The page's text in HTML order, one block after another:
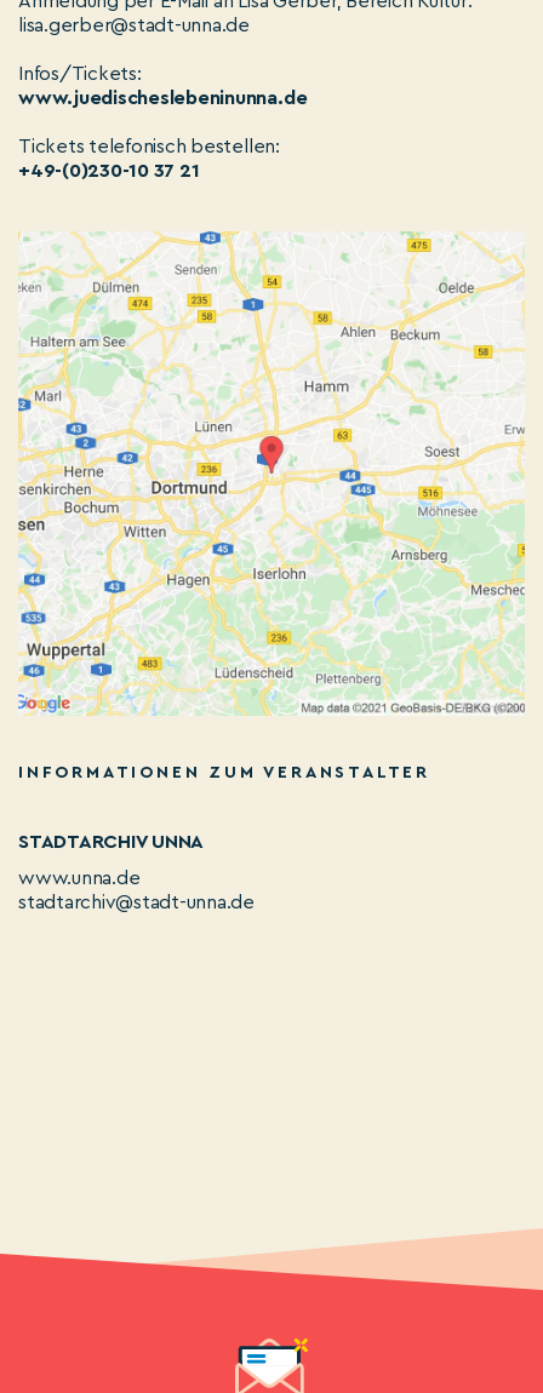
lisa.gerber@stadt-unna.de
Infos/Tickets:
www.juedischeslebeninunna.de
Tickets telefonisch bestellen:
+49-(0)230-10 37 21
INFORMATIONEN ZUM VERANSTALTER
STADTARCHIV UNNA
www.unna.de
stadtarchiv@stadt-unna.de